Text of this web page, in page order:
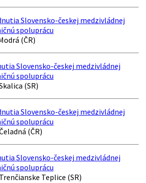
Slovensko-českej medzivládnej
spoluprácu
(ČR)
Slovensko-českej medzivládnej
spoluprácu
(SR)
Slovensko-českej medzivládnej
spoluprácu
(ČR)
Slovensko-českej medzivládnej
spoluprácu
Teplice (SR)